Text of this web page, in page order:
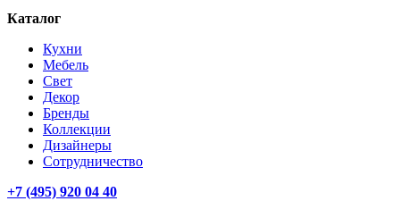
Каталог
Кухни
Мебель
Свет
Декор
Бренды
Коллекции
Дизайнеры
Сотрудничество
+7 (495) 920 04 40